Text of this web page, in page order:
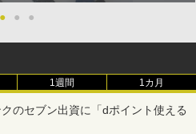
● ● ●
1週間 1カ月
のセブン出資に「dポイント使える